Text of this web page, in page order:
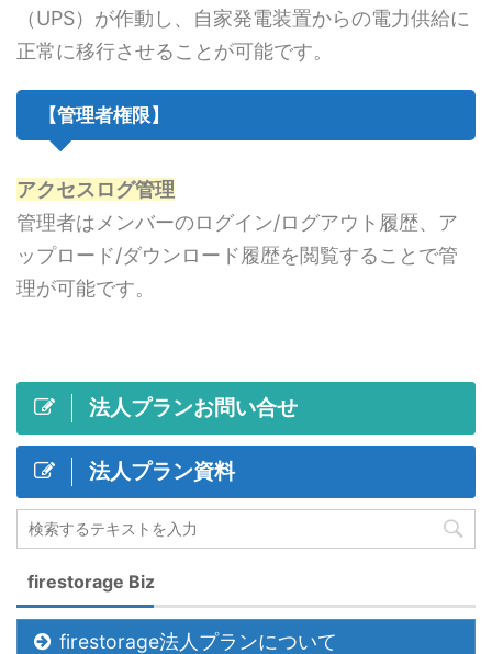
（UPS）が作動し、自家発電装置からの電力供給に
正常に移行させることが可能です。
【管理者権限】
アクセスログ管理
管理者はメンバーのログイン/ログアウト履歴、ア
ップロード/ダウンロード履歴を閲覧することで管
理が可能です。
法人プランお問い合せ
法人プラン資料
firestorage Biz
firestorage法人プランについて